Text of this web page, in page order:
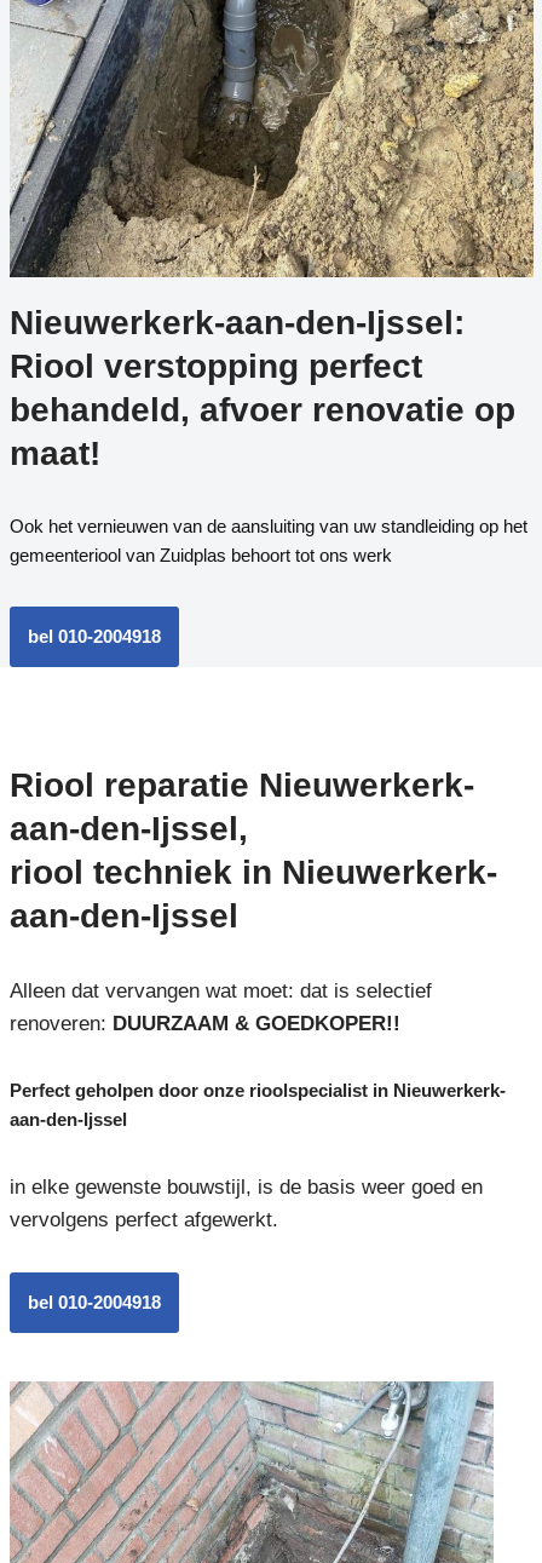
Nieuwerkerk-aan-den-Ijssel:
Riool verstopping perfect
behandeld, afvoer renovatie op
maat!
Ook het vernieuwen van de aansluiting van uw standleiding op het
gemeenteriool van Zuidplas behoort tot ons werk
bel 010-2004918
Riool reparatie Nieuwerkerk-
aan-den-Ijssel,
riool techniek in Nieuwerkerk-
aan-den-Ijssel
Alleen dat vervangen wat moet: dat is selectief
renoveren: DUURZAAM & GOEDKOPER!!
Perfect geholpen door onze rioolspecialist in Nieuwerkerk-
aan-den-Ijssel
in elke gewenste bouwstijl, is de basis weer goed en
vervolgens perfect afgewerkt.
bel 010-2004918